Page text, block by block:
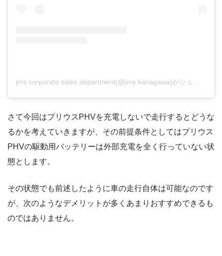
さて今回はプリウスPHVを充電しないで走行するとどうな
るかを考えていきますが、その前提条件としてはプリウス
PHVの駆動用バッテリーは外部充電を全く行っていない状
態とします。
その状態でも前述したように車の走行自体は可能なのです
が、次のようなデメリットが多くあまりおすすめできるも
のではありません。